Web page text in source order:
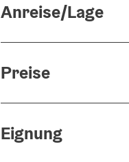
Anreise/Lage
Preise
Eignung